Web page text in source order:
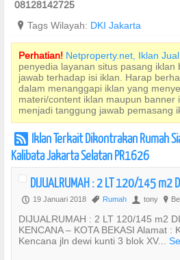
08128142725
? Tags Wilayah: DKI Jakarta
Perhatian! Netproperty.net, Iklan
penyedia layanan situs pasang iklan
jawab terhadap isi iklan. Harap
dalam menanggapi iklan yang
materi/content iklan maupun banner
menjadi tanggung jawab pemasang
r Iklan Terkait Dikontrakan Rumah
Kalibata Jakarta Selatan PR1626
DIJUALRUMAH : 2 LT 120/145 m2 DI
P 19 Januari 2018 , Rumah U tony ?
DIJUALRUMAH : 2 LT 120/145 m2
KENCANA – KOTA BEKASI Alamat :
Kencana jln dewi kunti 3 blok XV...